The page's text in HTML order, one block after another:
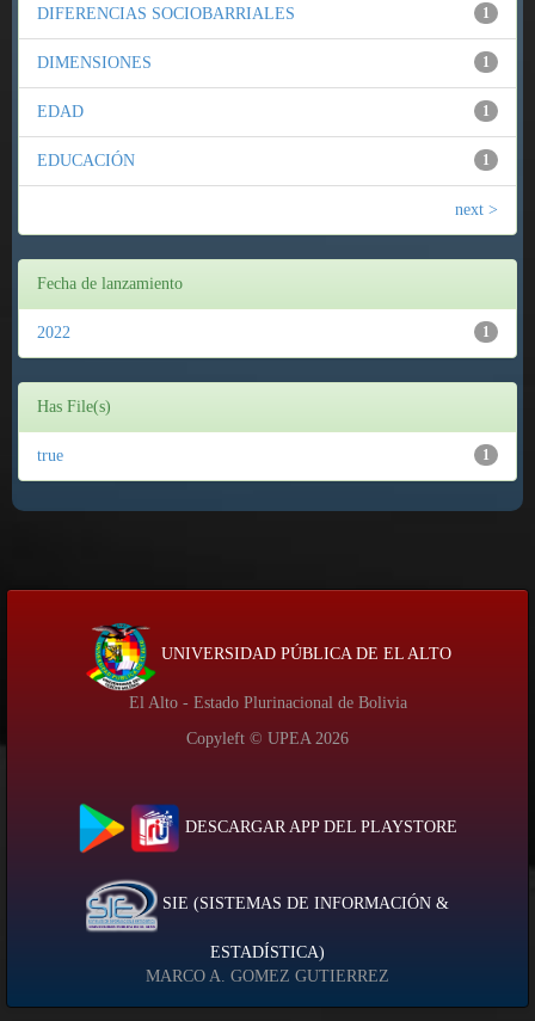
1
DIFERENCIAS SOCIOBARRIALES
1
DIMENSIONES
1
EDAD
1
EDUCACIÓN
next >
Fecha de lanzamiento
1
2022
Has File(s)
1
true
UNIVERSIDAD PÚBLICA DE EL ALTO
El Alto - Estado Plurinacional de Bolivia
Copyleft © UPEA 2026
DESCARGAR APP DEL PLAYSTORE
SIE (SISTEMAS DE INFORMACIÓN &
ESTADÍSTICA)
MARCO A. GOMEZ GUTIERREZ